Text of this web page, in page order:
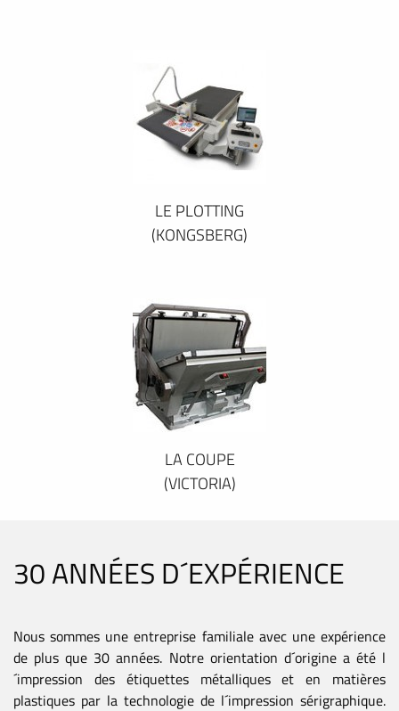
LE PLOTTING
(KONGSBERG)
LA COUPE
(VICTORIA)
30 ANNÉES D´EXPÉRIENCE
Nous sommes une entreprise familiale avec une expérience
de plus que 30 années. Notre orientation d´origine a été l
´impression des étiquettes métalliques et en matières
plastiques par la technologie de l´impression sérigraphique.